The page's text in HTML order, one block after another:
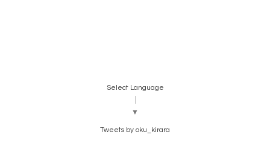
Select Language
▼
Tweets by oku_kirara